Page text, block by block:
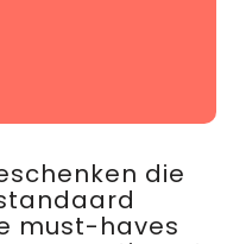
die
must-haves